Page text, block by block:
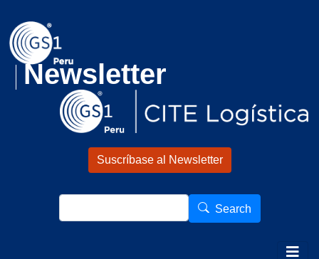
Newsletter
Suscríbase al Newsletter
Search